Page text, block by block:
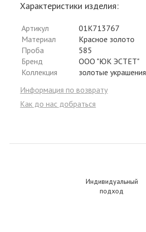
Характеристики изделия:
Артикул
01К713767
Материал
Красное золото
Проба
585
Бренд
ООО "ЮК ЭСТЕТ"
Коллекция
золотые украшения
Информация по возврату
Как до нас добраться
Индивидуальный
подход